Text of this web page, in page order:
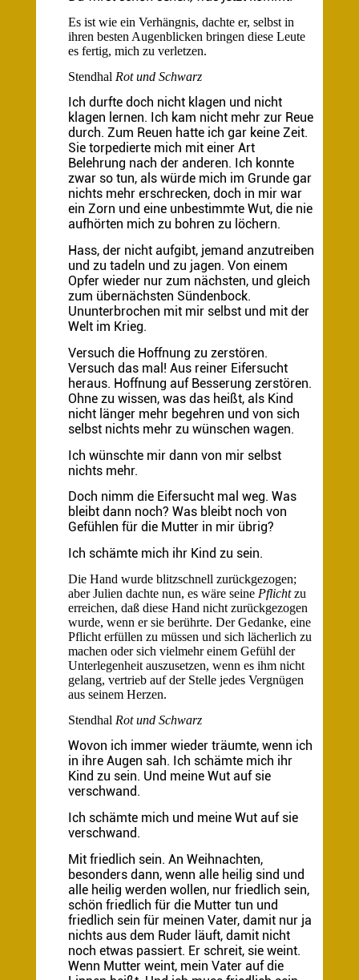
Es ist wie ein Verhängnis, dachte er, selbst in
ihren besten Augenblicken bringen diese Leute
es fertig, mich zu verletzen.
Stendhal Rot und Schwarz
Ich durfte doch nicht klagen und nicht
klagen lernen. Ich kam nicht mehr zur Reue
durch. Zum Reuen hatte ich gar keine Zeit.
Sie torpedierte mich mit einer Art
Belehrung nach der anderen. Ich konnte
zwar so tun, als würde mich im Grunde gar
nichts mehr erschrecken, doch in mir war
ein Zorn und eine unbestimmte Wut, die nie
aufhörten mich zu bohren zu löchern.
Hass, der nicht aufgibt, jemand anzutreiben
und zu tadeln und zu jagen. Von einem
Opfer wieder nur zum nächsten, und gleich
zum übernächsten Sündenbock.
Ununterbrochen mit mir selbst und mit der
Welt im Krieg.
Versuch die Hoffnung zu zerstören.
Versuch das mal! Aus reiner Eifersucht
heraus. Hoffnung auf Besserung zerstören.
Ohne zu wissen, was das heißt, als Kind
nicht länger mehr begehren und von sich
selbst nichts mehr zu wünschen wagen.
Ich wünschte mir dann von mir selbst
nichts mehr.
Doch nimm die Eifersucht mal weg. Was
bleibt dann noch? Was bleibt noch von
Gefühlen für die Mutter in mir übrig?
Ich schämte mich ihr Kind zu sein.
Die Hand wurde blitzschnell zurückgezogen;
aber Julien dachte nun, es wäre seine Pflichtzu
erreichen, daß diese Hand nicht zurückgezogen
wurde, wenn er sie berührte. Der Gedanke, eine
Pflicht erfüllen zu müssen und sich lächerlich zu
machen oder sich vielmehr einem Gefühl der
Unterlegenheit auszusetzen, wenn es ihm nicht
gelang, vertrieb auf der Stelle jedes Vergnügen
aus seinem Herzen.
Stendhal Rot und Schwarz
Wovon ich immer wieder träumte, wenn ich
in ihre Augen sah. Ich schämte mich ihr
Kind zu sein. Und meine Wut auf sie
verschwand.
Ich schämte mich und meine Wut auf sie
verschwand.
Mit friedlich sein. An Weihnachten,
besonders dann, wenn alle heilig sind und
alle heilig werden wollen, nur friedlich sein,
schön friedlich für die Mutter tun und
friedlich sein für meinen Vater, damit nur ja
nichts aus dem Ruder läuft, damit nicht
noch etwas passiert. Er schreit, sie weint.
Wenn Mutter weint, mein Vater auf die